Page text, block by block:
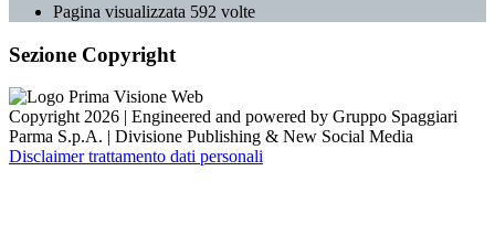
Pagina visualizzata 592 volte
Sezione Copyright
Copyright 2026 | Engineered and powered by Gruppo Spaggiari
Parma S.p.A. | Divisione Publishing & New Social Media
Disclaimer trattamento dati personali